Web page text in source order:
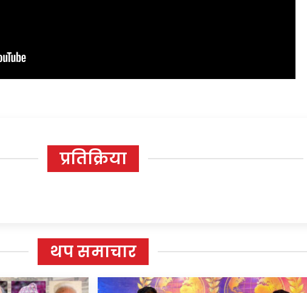
प्रतिक्रिया
थप समाचार